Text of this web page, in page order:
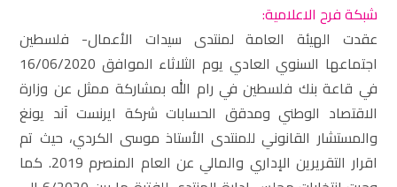
شبكة فرح الاعلامية:
عقدت الهيئة العامة لمنتدى سيدات الأعمال- فلسطين
اجتماعها السنوي العادي يوم الثلاثاء الموافق 16/06/2020
في قاعة بنك فلسطين في رام الله بمشاركة ممثل عن وزارة
الاقتصاد الوطني ومدقق الحسابات شركة ايرنست آند يونغ
والمستشار القانوني للمنتدى الأستاذ موسى الكردي، حيث تم
اقرار التقريرين الإداري والمالي عن العام المنصرم 2019. كما